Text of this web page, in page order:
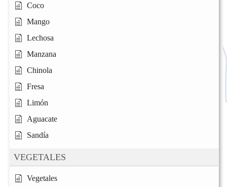
Coco
Mango
Lechosa
Manzana
Chinola
Fresa
Limón
Aguacate
Sandía
VEGETALES
Vegetales